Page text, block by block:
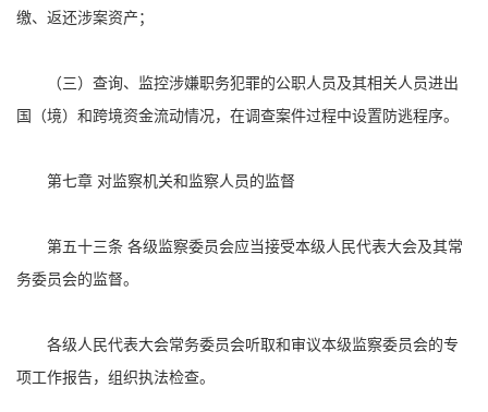
缴、返还涉案资产；
（三）查询、监控涉嫌职务犯罪的公职人员及其相关人员进出
国（境）和跨境资金流动情况，在调查案件过程中设置防逃程序。
第七章 对监察机关和监察人员的监督
第五十三条 各级监察委员会应当接受本级人民代表大会及其常
务委员会的监督。
各级人民代表大会常务委员会听取和审议本级监察委员会的专
项工作报告，组织执法检查。